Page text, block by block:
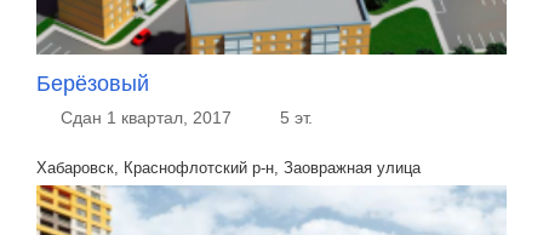
Берёзовый
Сдан 1 квартал, 2017 5 эт.
Хабаровск, Краснофлотский р-н, Заовражная улица